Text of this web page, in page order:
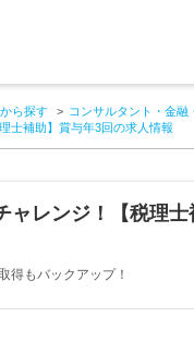
ら探す コンサルタント・金融
士補助】賞与年3回の求人情報
ャレンジ！【税理士
得もバックアップ！